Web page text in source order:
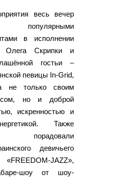
весь вечер
популярными
в исполнении
Олега Скрипки и
гостьи –
певицы In-Grid,
не только своим
но и доброй
искренностью и
Также
порадовали
девичьего
JAZZ»,
шоу от шоу-